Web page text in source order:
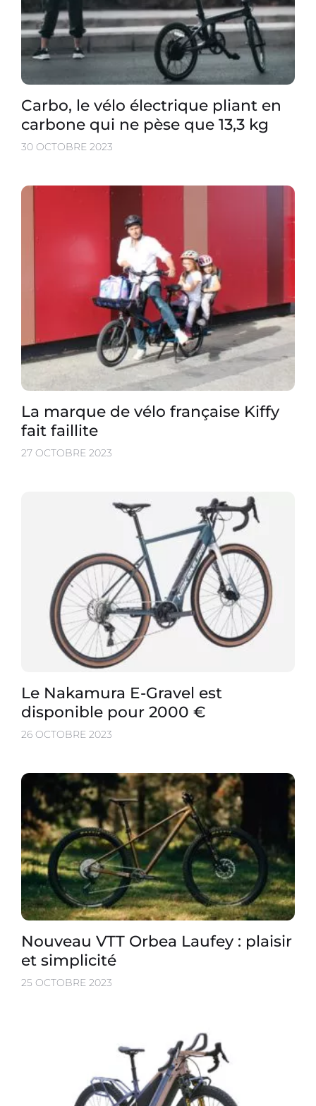
Carbo, le vélo électrique pliant en
carbone qui ne pèse que 13,3 kg
30 OCTOBRE 2023
La marque de vélo française Kiffy
fait faillite
27 OCTOBRE 2023
Le Nakamura E-Gravel est
disponible pour 2000 €
26 OCTOBRE 2023
Nouveau VTT Orbea Laufey : plaisir
et simplicité
25 OCTOBRE 2023